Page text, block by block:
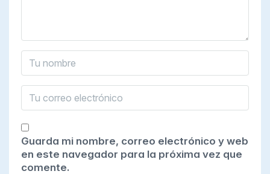
Guarda mi nombre, correo electrónico y web
en este navegador para la próxima vez que
comente.